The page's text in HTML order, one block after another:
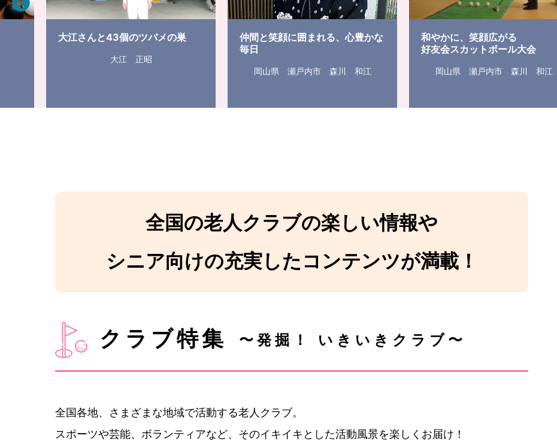
大江さんと43個のツバメの巣
大江 正昭
仲間と笑顔に囲まれる、心豊かな
毎日
岡山県 瀬戸内市 森川 和江
和やかに、笑顔広がる
好友会スカットボール大会
岡山県 瀬戸内市 森川 和江
全国の老人クラブの楽しい情報や
シニア向けの充実したコンテンツが満載！
クラブ特集 〜発掘！ いきいきクラブ〜
全国各地、さまざまな地域で活動する老人クラブ。
スポーツや芸能、ボランティアなど、そのイキイキとした活動風景を楽しくお届け！